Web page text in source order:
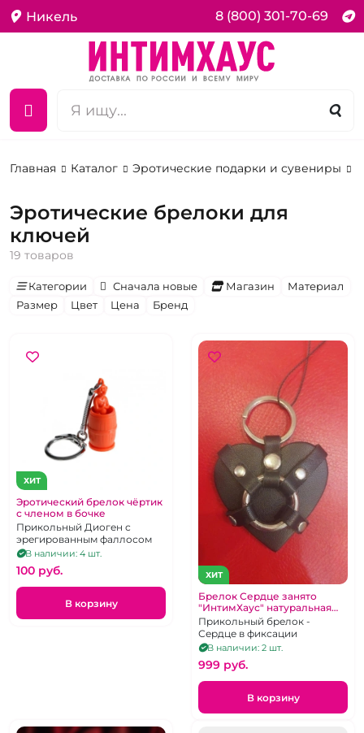
Никель 8 (800) 301-70-69
Главная Каталог Эротические подарки и сувениры
Эротические брелоки для
ключей
19 товаров
Категории Сначала новые Магазин
Материал
Размер
Цвет Цена Бренд
ХИТ
Эротический брелок чёртик
с членом в бочке
Прикольный Диоген с
эрегированным фаллосом
В наличии: 4 шт.
100 pуб.
В корзину
ХИТ
Брелок Сердце занято
"ИнтимХаус" натуральная
кожа
Прикольный брелок -
Сердце в фиксации
В наличии: 2 шт.
999 pуб.
В корзину